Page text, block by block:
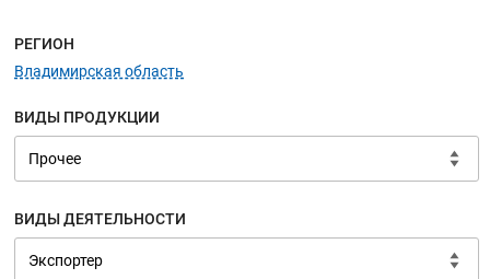
Меню навигации
РЕГИОН
Владимирская область
ВИДЫ ПРОДУКЦИИ
ВИДЫ ДЕЯТЕЛЬНОСТИ